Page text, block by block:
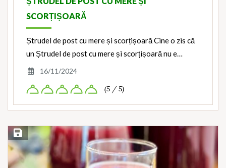
SCORȚIȘOARĂ
Ștrudel de post cu mere și scorțișoară Cine o zis că
un Ștrudel de post cu mere și scorțișoară nu e…
16/11/2024
(5 / 5)
Save Recipe